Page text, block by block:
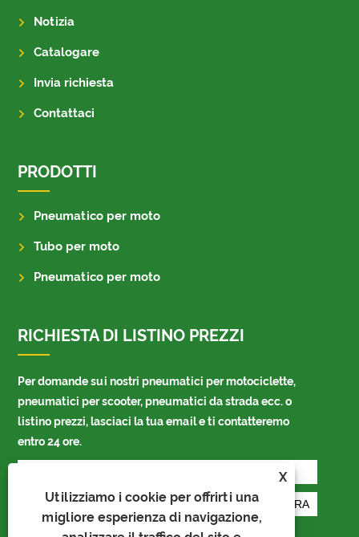
X
Utilizziamo i cookie per offrirti una
migliore esperienza di navigazione,
Notizia
Catalogare
Invia richiesta
Contattaci
PRODOTTI
Pneumatico per moto
Tubo per moto
Pneumatico per moto
RICHIESTA DI LISTINO PREZZI
Per domande sui nostri pneumatici per motociclette,
pneumatici per scooter, pneumatici da strada ecc. o
listino prezzi, lasciaci la tua email e ti contatteremo
entro 24 ore.